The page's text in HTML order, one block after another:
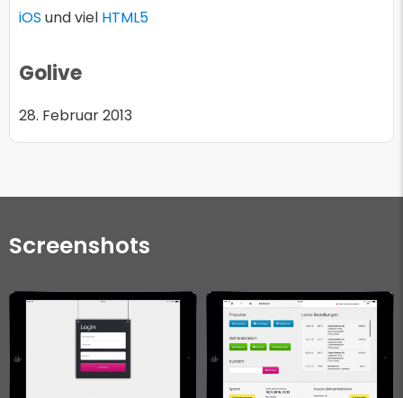
iOS und viel HTML5
Golive
28. Februar 2013
Screenshots